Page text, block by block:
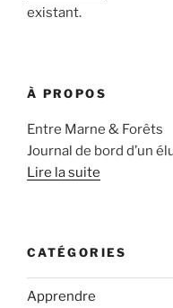
existant.
À PROPOS
Entre Marne & Forêts
Journal de bord d’un
Lire la suite
CATÉGORIES
Apprendre